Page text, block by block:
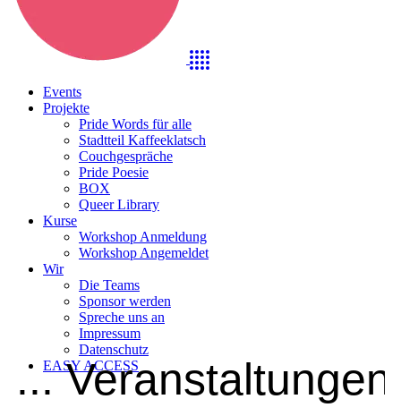
Events
Projekte
Pride Words für alle
Stadtteil Kaffeeklatsch
Couchgespräche
Pride Poesie
BOX
Queer Library
Kurse
Workshop Anmeldung
Workshop Angemeldet
Wir
Die Teams
Sponsor werden
Spreche uns an
Impressum
Datenschutz
EASY ACCESS
...